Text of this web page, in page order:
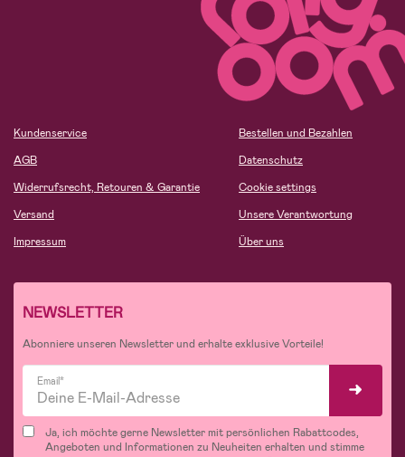
Kundenservice
AGB
Widerrufsrecht, Retouren & Garantie
Versand
Impressum
Bestellen und Bezahlen
Datenschutz
Cookie settings
Unsere Verantwortung
Über uns
NEWSLETTER
Abonniere unseren Newsletter und erhalte exklusive Vorteile!
Email*
Ja, ich möchte gerne Newsletter mit persönlichen Rabattcodes,
Angeboten und Informationen zu Neuheiten erhalten und stimme